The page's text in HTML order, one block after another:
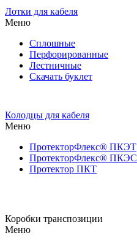
Лотки для кабеля
Меню
Сплошные
Перфорированные
Лестничные
Скачать буклет
Колодцы для кабеля
Меню
ПротекторФлекс® ПКЭТ
ПротекторФлекс® ПКЭС
Протектор ПКТ
Коробки транспозиции
Меню